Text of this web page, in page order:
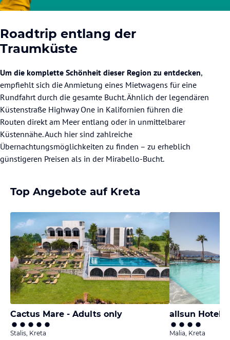
Roadtrip entlang der
Traumküste
Um die komplette Schönheit dieser Region zu entdecken,
empfiehlt sich die Anmietung eines Mietwagens für eine
Rundfahrt durch die gesamte Bucht. Ähnlich der legendären
Küstenstraße Highway One in Kalifornien führen die
Routen direkt am Meer entlang oder in unmittelbarer
Küstennähe. Auch hier sind zahlreiche
Übernachtungsmöglichkeiten zu finden – zu erheblich
günstigeren Preisen als in der Mirabello-Bucht.
Top Angebote auf Kreta
Cactus Mare - Adults only
Stalis, Kreta
allsun Hotel
Malia, Kreta